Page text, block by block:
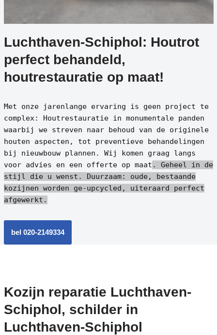
Luchthaven-Schiphol: Houtrot
perfect behandeld,
houtrestauratie op maat!
Met onze jarenlange ervaring is geen project te
complex: Houtrestauratie in monumentale panden
waarbij we streven naar behoud van de originele
houten aspecten, tot preventieve behandelingen
bij nieuwbouw plannen. Wij komen graag langs
voor advies en een offerte op maat . Geheel in de
stijl die u wenst. Duurzaam: oude, bestaande
kozijnen worden ge-upcycled, uiteraard perfect
afgewerkt.
bel 020-2149334
Kozijn reparatie Luchthaven-
Schiphol, schilder in
Luchthaven-Schiphol